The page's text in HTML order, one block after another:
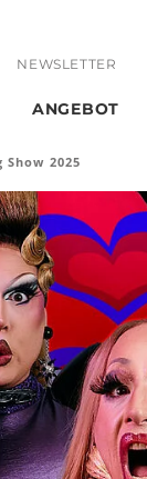
NEWSLETTER
ANGEBOT
Show 2025